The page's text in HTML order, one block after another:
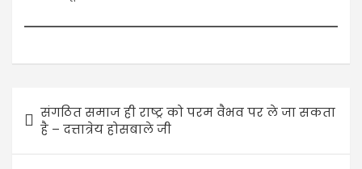
संगठित समाज ही राष्ट्र को परम वैभव पर ले जा सकता
है – दत्तात्रेय होसबाले जी